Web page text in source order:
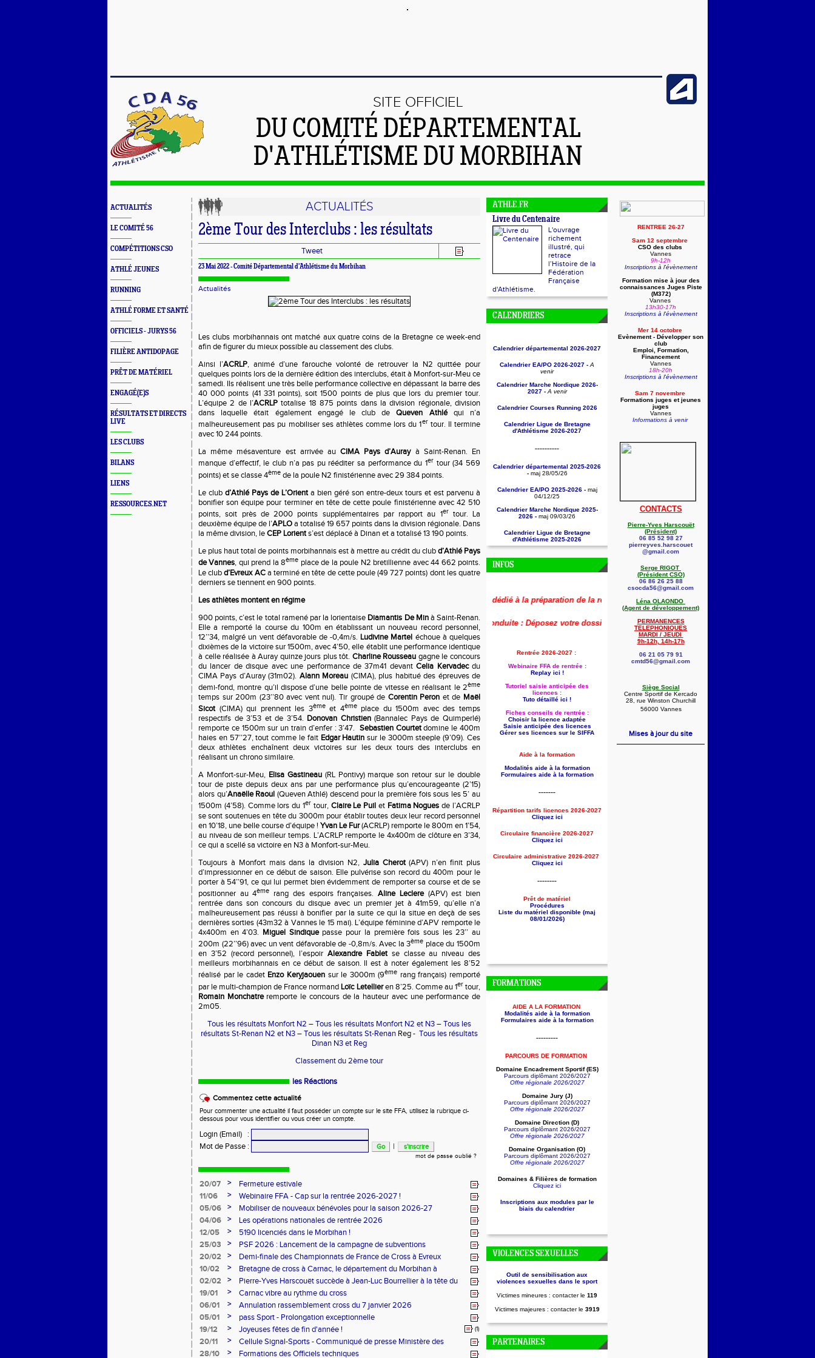
SITE OFFICIEL
DU COMITÉ DÉPARTEMENTAL
D'ATHLÉTISME DU MORBIHAN
ACTUALITÉS
LE COMITÉ 56
COMPÉTITIONS CSO
ATHLÉ JEUNES
RUNNING
ATHLÉ FORME ET SANTÉ
OFFICIELS - JURYS 56
FILIÈRE ANTIDOPAGE
PRÊT DE MATÉRIEL
ENGAGÉ(E)S
RÉSULTATS ET DIRECTS
LIVE
LES CLUBS
BILANS
LIENS
RESSOURCES.NET
ACTUALITÉS
2ème Tour des Interclubs : les résultats
Tweet
23 Mai 2022 -Comité Départemental d'Athlétisme du Morbihan
Actualités
Les clubs morbihannais ont matché aux quatre coins de la Bretagne ce week-end
afin de figurer du mieux possible au classement des clubs.
Ainsi l’ACRLP, animé d’une farouche volonté de retrouver la N2 quittée pour
quelques points lors de la dernière édition des interclubs, était à Monfort-sur-Meu ce
samedi. Ils réalisent une très belle performance collective en dépassant la barre des
40 000 points (41 331 points), soit 1500 points de plus que lors du premier tour.
L’équipe 2 de l’ACRLP totalise 18 875 points dans la division régionale, division
dans laquelle était également engagé le club deQueven Athléqui n’a
malheureusement pas pu mobiliser ses athlètes comme lors du 1er tour. Il termine
avec 10 244 points.
La même mésaventure est arrivée auCIMA Pays d’Aurayà Saint-Renan. En
manque d’effectif, le club n’a pas pu rééditer sa performance du 1er tour (34 569
points) et se classe 4ème de la poule N2 finistérienne avec 29 384 points.
Le club d’Athlé Pays de L’Orienta bien géré son entre-deux tours et est parvenu à
bonifier son équipe pour terminer en tête de cette poule finistérienne avec 42 510
points, soit près de 2000 points supplémentaires par rapport au 1er tour. La
deuxième équipe de l’APLOa totalisé 19 657 points dans la division régionale. Dans
la même division, leCEP Lorients’est déplacé à Dinan et a totalisé 13 190 points.
Le plus haut total de points morbihannais est à mettre au crédit du clubd’Athlé Pays
de Vannes, qui prend la 8ème place de la poule N2 bretillienne avec 44 662 points.
Le clubd’Evreux ACa terminé en tête de cette poule (49 727 points) dont les quatre
derniers se tiennent en 900 points.
Les athlètes montent en régime
900 points, c’est le total ramené par la lorientaise Diamantis De Minà Saint-Renan.
Elle a remporté la course du 100m en établissant un nouveau record personnel,
12’’34, malgré un vent défavorable de -0,4m/s. Ludivine Martel échoue à quelques
dixièmes de la victoire sur 1500m, avec 4’50, elle établit une performance identique
à celle réalisée à Auray quinze jours plus tôt. Charline Rousseau gagne le concours
du lancer de disque avec une performance de 37m41 devantCelia Kervadecdu
CIMA Pays d’Auray (31m02). Alann Moreau (CIMA), plus habitué des épreuves de
demi-fond, montre qu’il dispose d’une belle pointe de vitesse en réalisant le 2ème
temps sur 200m (23’’80 avec vent nul). Tir groupé de Corentin Peron et de Maël
Sicot(CIMA) qui prennent les 3èmeet 4èmeplace du 1500m avec des temps
respectifs de 3’53 et de 3’54. Donovan Christien(Bannalec Pays de Quimperlé)
remporte ce 1500m sur un train d’enfer : 3’47. Sebastien Courtetdomine le 400m
haies en 57’’27, tout comme le fait Edgar Hautin sur le 3000m steeple (9’09). Ces
deux athlètes enchaînent deux victoires sur les deux tours des interclubs en
réalisant un chrono similaire.
A Monfort-sur-Meu, Elisa Gastineau(RL Pontivy) marque son retour sur le double
tour de piste depuis deux ans par une performance plus qu’encourageante (2’15)
alors qu’Anaëlle Raoul (Queven Athlé) descend pour la première fois sous les 5’ au
1500m (4’58). Comme lors du 1er tour, Claire Le Puil et Fatima Nogues de l’ACRLP
se sont soutenues en tête du 3000m pour établir toutes deux leur record personnel
en 10’18, une belle course d’équipe ! Yvan Le Fur(ACRLP) remporte le 800m en 1’54,
au niveau de son meilleur temps. L’ACRLP remporte le 4x400m de clôture en 3’34,
ce qui a scellé sa victoire en N3 à Monfort-sur-Meu.
Toujours à Monfort mais dans la division N2, Julia Cherot(APV) n’en finit plus
d’impressionner en ce début de saison. Elle pulvérise son record du 400m pour le
porter à 54’’91, ce qui lui permet bien évidemment de remporter sa course et de se
positionner au 4ème rang des espoirs françaises.Aline Leclere(APV) est bien
rentrée dans son concours du disque avec un premier jet à 41m59, qu’elle n’a
malheureusement pas réussi à bonifier par la suite ce qui la situe en deçà de ses
dernières sorties (43m32 à Vannes le 15 mai). L’équipe féminine d’APV remporte le
4x400m en 4’03. Miguel Sindiquepasse pour la première fois sous les 23’’ au
200m (22’’96) avec un vent défavorable de -0,8m/s. Avec la 3ème place du 1500m
en 3’52 (record personnel), l’espoirAlexandre Fabletse classe au niveau des
meilleurs morbihannais en ce début de saison. Il est à noter également les 8’52
réalisé par le cadet Enzo Keryjaouensur le 3000m (9ème rang français) remporté
par le multi-champion de France normand Loïc Letellieren 8’25. Comme au 1er tour,
Romain Monchatreremporte le concours de la hauteur avec une performance de
2m05.
Tous les résultats Monfort N2 –Tous les résultats Monfort N2 et N3–Tous les
résultats St-Renan N2 et N3–Tous les résultats St-Renan Reg - Tous les résultats
Dinan N3 et Reg
Classement du 2ème tour
les Réactions
Commentez cette actualité
Pour commenter une actualité il faut posséder un compte sur le site FFA, utilisez la rubrique ci-
dessous pour vous identifier ou vous créer un compte.
Login (Email)
:
Mot de Passe : |
mot de passe oublié ?
20/07 >
Fermeture estivale
11/06
>
Webinaire FFA - Cap sur la rentrée 2026-2027 !
05/06
>
Mobiliser de nouveaux bénévoles pour la saison 2026-27
04/06
>
Les opérations nationales de rentrée 2026
12/05
>
5190 licenciés dans le Morbihan !
25/03
>
PSF 2026 : Lancement de la campagne de subventions
20/02
>
Demi-finale des Championnats de France de Cross à Evreux
10/02
>
Bretagne de cross à Carnac, le département du Morbihan à
l'honneur
02/02 >
Pierre-Yves Harscouët succède à Jean-Luc Bourrellier à la tête du
comité du Morbihan
19/01 >
Carnac vibre au rythme du cross
06/01
>
Annulation rassemblement cross du 7 janvier 2026
05/01
>
pass Sport - Prolongation exceptionnelle
19/12
> Joyeuses fêtes de fin d'année ! (1)
20/11 >
Cellule Signal-Sports - Communiqué de presse Ministère des
Sports
28/10 > Formations des Officiels techniques
ATHLE.FR
Livre du Centenaire
L'ouvrage
richement
illustré, qui
retrace
l’Histoire de la
Fédération
Française
d'Athlétisme.
CALENDRIERS
Calendrier départemental 2026-2027
Calendrier EA/PO 2026-2027 - A
venir
Calendrier Marche Nordique 2026-
2027 - A venir
Calendrier Courses Running 2026
Calendrier Ligue de Bretagne
d'Athlétisme 2026-2027
----------
Calendrier départemental 2025-2026
- maj 28/05/26
Calendrier EA/PO 2025-2026 - maj
04/12/25
Calendrier Marche Nordique 2025-
2026 - maj 09/03/26
Calendrier Ligue de Bretagne
d'Athlétisme 2025-2026
INFOS
Le replay du webinaire dédié à la préparation de la rentrée 2026-2027 (dont la saisie anticipée des licences) est
🚨Aide à la formation reconduite : Déposez votre dossier dès maintenant !🚨👇
Rentrée 2026-2027 :
Webinaire FFA de rentrée :
Replay ici !
Tutoriel saisie anticipée des
licences :
Tuto détaillé ici !
Fiches conseils de rentrée :
Choisir la licence adaptée
Saisie anticipée des licences
Gérer ses licences sur le SIFFA
Aide à la formation
Modalités aide à la formation
Formulaires aide à la formation
-------
Répartition tarifs licences 2026-2027
Cliquez ici
Circulaire financière 2026-2027
Cliquez ici
Circulaire administrative 2026-2027
Cliquez ici
--------
Prêt de matériel
Procédures
Liste du matériel disponible (maj
08/01/2026)
FORMATIONS
AIDE A LA FORMATION
Modalités aide à la formation
Formulaires aide à la formation
---------
PARCOURS DE FORMATION
Domaine Encadrement Sportif (ES)
Parcours diplômant 2026/2027
Offre régionale 2026/2027
Domaine Jury (J)
Parcours diplômant 2026/2027
Offre régionale 2026/2027
Domaine Direction (D)
Parcours diplômant 2026/2027
Offre régionale 2026/2027
Domaine Organisation (O)
Parcours diplômant 2026/2027
Offre régionale 2026/2027
Domaines & Filières de formation
Cliquez ici
Inscriptions aux modules par le
biais du calendrier
VIOLENCES SEXUELLES
Outil de sensibilisation aux
violences sexuelles dans le sport
Victimes mineures : contacter le 119
Victimes majeures : contacter le 3919
PARTENAIRES
RENTREE 26-27
Sam 12 septembre
CSO des clubs
Vannes
9h-12h
Inscriptions à l'évènement
Formation mise à jour des
connaissances Juges Piste
(M372)
Vannes
13h30-17h
Inscriptions à l'évènement
Mer 14 octobre
Evènement - Développer son
club
Emploi, Formation,
Financement
Vannes
18h-20h
Inscriptions à l'évènement
Sam 7 novembre
Formations juges et jeunes
juges
Vannes
Informations à venir
CONTACTS
Pierre-Yves Harscouët
(Président)
06 85 52 98 27
pierreyves.harscouet
@gmail.com
Serge RIGOT
(Président CSO)
06 86 26 25 88
csocda56@gmail.com
Léna OLAONDO
(Agent de développement)
PERMANENCES
TELEPHONIQUES
MARDI / JEUDI
9h-12h, 14h-17h
06 21 05 79 91
cmtd56@gmail.com
Siège Social
Centre Sportif de Kercado
28, rue Winston Churchill
56000 Vannes
Mises à jour du site